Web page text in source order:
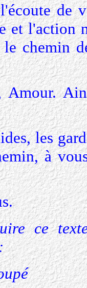
de
et l'action
chemin
Amour.
les
à
ce